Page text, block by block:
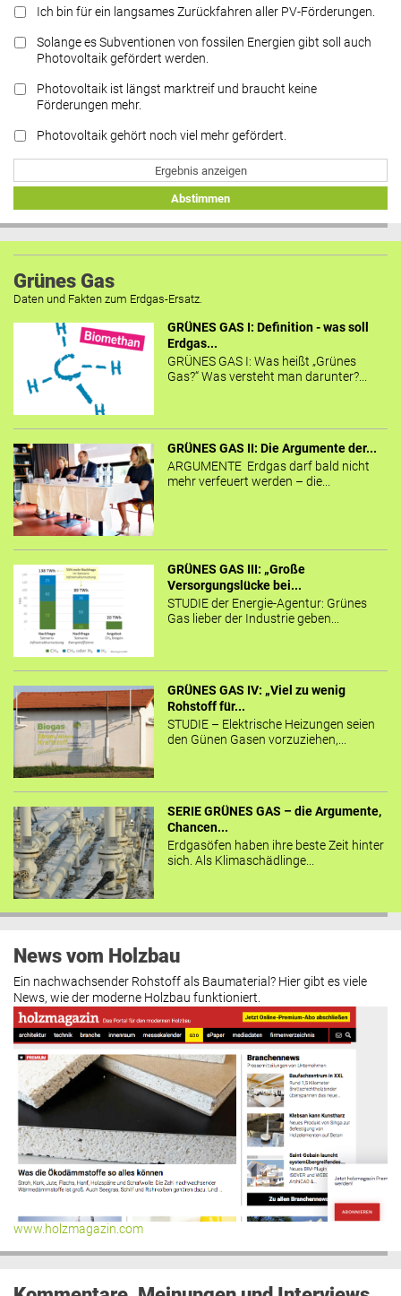
Ich bin für ein langsames Zurückfahren aller PV-Förderungen.
Solange es Subventionen von fossilen Energien gibt soll auch
Photovoltaik gefördert werden.
Photovoltaik ist längst marktreif und braucht keine
Förderungen mehr.
Photovoltaik gehört noch viel mehr gefördert.
Ergebnis anzeigen
Abstimmen
Grünes Gas
Daten und Fakten zum Erdgas-Ersatz.
GRÜNES GAS I: Definition - was soll
Erdgas...
GRÜNES GAS I: Was heißt „Grünes
Gas?“ Was versteht man darunter?...
GRÜNES GAS II: Die Argumente der...
ARGUMENTE Erdgas darf bald nicht
mehr verfeuert werden – die...
GRÜNES GAS III: „Große
Versorgungslücke bei...
STUDIE der Energie-Agentur: Grünes
Gas lieber der Industrie geben...
GRÜNES GAS IV: „Viel zu wenig
Rohstoff für...
STUDIE – Elektrische Heizungen seien
den Günen Gasen vorzuziehen,...
SERIE GRÜNES GAS – die Argumente,
Chancen...
Erdgasöfen haben ihre beste Zeit hinter
sich. Als Klimaschädlinge...
News vom Holzbau
Ein nachwachsender Rohstoff als Baumaterial? Hier gibt es viele
News, wie der moderne Holzbau funktioniert.
www.holzmagazin.com